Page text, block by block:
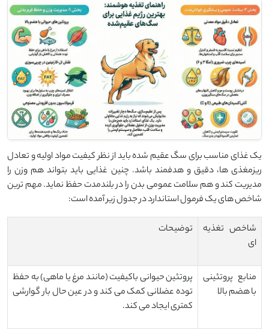
یک غذای مناسب برای سگ عقیم شده باید از نظر کیفیت مواد اولیه و تعادل
ریزمغذی ها، دقیق و هدفمند باشد. چنین غذایی باید بتواند هم وزن را
مدیریت کند و هم سلامت عمومی بدن را در بلندمدت حفظ نماید. مهم ترین
شاخص های یک فرمول استاندارد در جدول زیر آمده است:
شاخص تغذیه
ای
توضیحات
منابع پروتئینی
با هضم بالا
پروتئین حیوانی باکیفیت (مانند مرغ یا ماهی) به حفظ
توده عضلانی کمک می کند و در عین حال بار گوارشی
کمتری ایجاد می کند.